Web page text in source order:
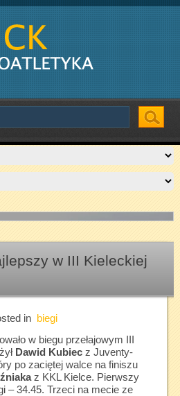
w III Kieleckiej
in
biegi
w biegu przełajowym III
Dawid Kubiecz Juventy-
po zaciętej walce na finiszu
z KKL Kielce. Pierwszy
– 34.45. Trzeci na mecie ze